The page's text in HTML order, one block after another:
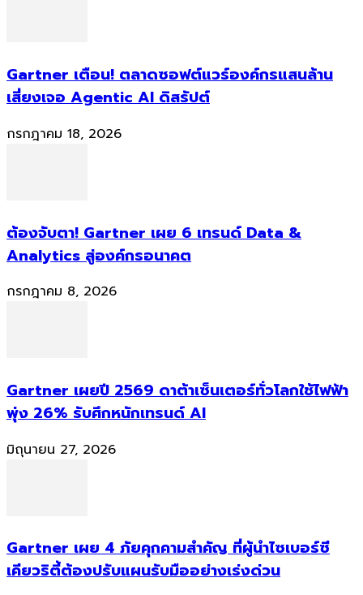
Gartner เตือน! ตลาดซอฟต์แวร์องค์กรแสนล้าน
เสี่ยงเจอ Agentic AI ดิสรัปต์
กรกฎาคม 18, 2026
ต้องจับตา! Gartner เผย 6 เทรนด์ Data &
Analytics สู่องค์กรอนาคต
กรกฎาคม 8, 2026
Gartner เผยปี 2569 ดาต้าเซ็นเตอร์ทั่วโลกใช้ไฟฟ้า
พุ่ง 26% รับศึกหนักเทรนด์ AI
มิถุนายน 27, 2026
Gartner เผย 4 ภัยคุกคามสำคัญ ที่ผู้นำไซเบอร์ซี
เคียวริตี้ต้องปรับแผนรับมืออย่างเร่งด่วน